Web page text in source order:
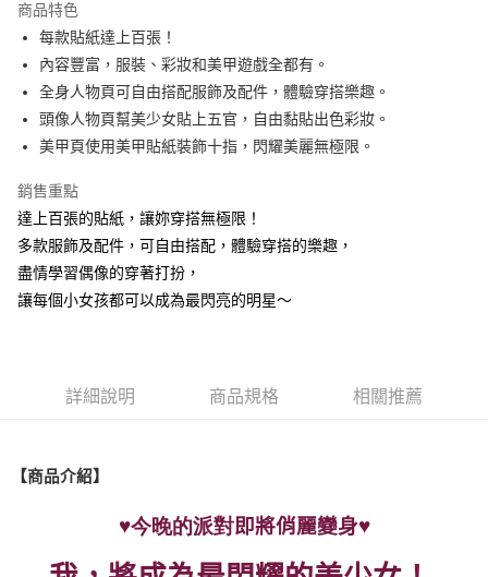
合作金庫商業銀行
華南商業銀行
上海商業儲蓄銀行
台北富邦商業銀行
國泰世華商業銀行
兆豐國際商業銀行
臺灣中小企業銀行
台中商業銀行
匯豐（台灣）商業銀行
華泰商業銀行
聯邦商業銀行
遠東國際商業銀行
元大商業銀行
台新國際商業銀行
台灣樂天信用卡公司
6 期 0 利率 每期
華南商業銀行
彰化商業銀行
上海商業儲蓄銀行
台北富邦商業銀行
國泰世華商業銀行
兆豐國際商業銀行
臺灣中小企業銀行
台中商業銀行
聯邦商業銀行
元大商業銀行
玉山商業銀行
星展（台灣）商業銀行
台灣樂天信用卡公司
12 期 0 利率 每期
合作金庫商業銀行
第一商業銀行
上海商業儲蓄銀行
台北富邦商業銀行
國泰世華商業銀行
兆豐國際商業銀行
匯豐（台灣）商業銀行
聯邦商業銀行
元大商業銀行
永豐商業銀行
玉山商業銀行
台新國際商業銀行
中國信託商業銀行
24 期 0 利率 每期NT$5
合作金庫商業銀行
第一商業銀行
華南商業銀行
彰化商業銀行
兆豐國際商業銀行
台中商業銀行
華泰商業銀行
遠東國際商業銀行
元大商業銀行
永豐商業銀行
星展（台灣）商業銀行
台新國際商業銀行
超商取貨付款
Apple Pay
街口支付
悠遊付
ATM付款
每筆NT$60，滿NT$490(含以上)免運費
7-11取貨付款
商品特色
每款貼紙達上百張！
內容豐富，服裝、彩妝和美甲遊戲全都有。
全身人物頁可自由搭配服飾及配件，體驗穿搭樂趣。
頭像人物頁幫美少女貼上五官，自由黏貼出色彩妝。
美甲頁使用美甲貼紙裝飾十指，閃耀美麗無極限。
銷售重點
達上百張的貼紙，讓妳穿搭無極限！
多款服飾及配件，可自由搭配，體驗穿搭的樂趣，
盡情學習偶像的穿著打扮，
讓每個小女孩都可以成為最閃亮的明星～
詳細說明 商品規格 相關推薦
【商品介紹】
♥今晚的派對即將俏麗變身♥